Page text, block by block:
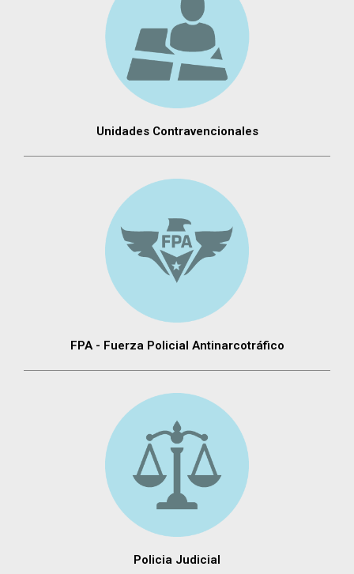
Unidades Contravencionales
FPA - Fuerza Policial Antinarcotráfico
Policia Judicial